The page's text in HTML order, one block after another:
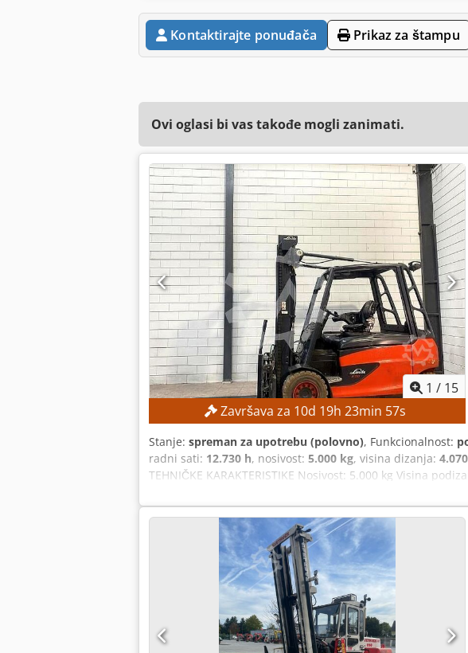
Kontaktirajte ponuđača Prikaz za štampu
Ovi oglasi bi vas takođe mogli zanimati.
1 / 15
Završava za 10d 19h23min 56s
Stanje: spreman za upotrebu (polovno), Funkcionalnost:
radni sati: 12.730 h, nosivost: 5.000 kg, visina dizanja:
TEHNIČKE KARAKTERISTIKE Nosivost: 5.000 kg Visina
KARAKTERISTIKE MAŠINE Tip jarbola: Dupleks Tip
80 V Dcsdpfx Amozrmlueajk Dimenzije i težina Dimenzije
točkova: 4 Radni sati: 12.730 h OPREMA Bočno